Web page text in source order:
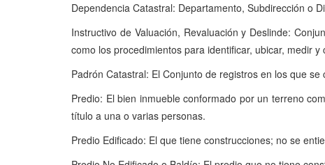
Dependencia Catastral: Departamento, Subdirección o
Instructivo de Valuación, Revaluación y Deslinde:
como los procedimientos para identificar, ubicar, medir
Padrón Catastral: El Conjunto de registros en los que
Predio: El bien inmueble conformado por un terreno
título a una o varias personas.
Predio Edificado: El que tiene construcciones; no se